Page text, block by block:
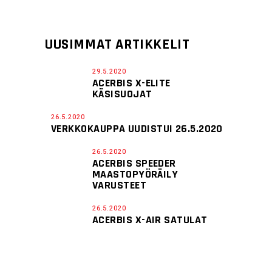
UUSIMMAT ARTIKKELIT
29.5.2020
ACERBIS X-ELITE
KÄSISUOJAT
26.5.2020
VERKKOKAUPPA UUDISTUI 26.5.2020
26.5.2020
ACERBIS SPEEDER
MAASTOPYÖRÄILY
VARUSTEET
26.5.2020
ACERBIS X-AIR SATULAT